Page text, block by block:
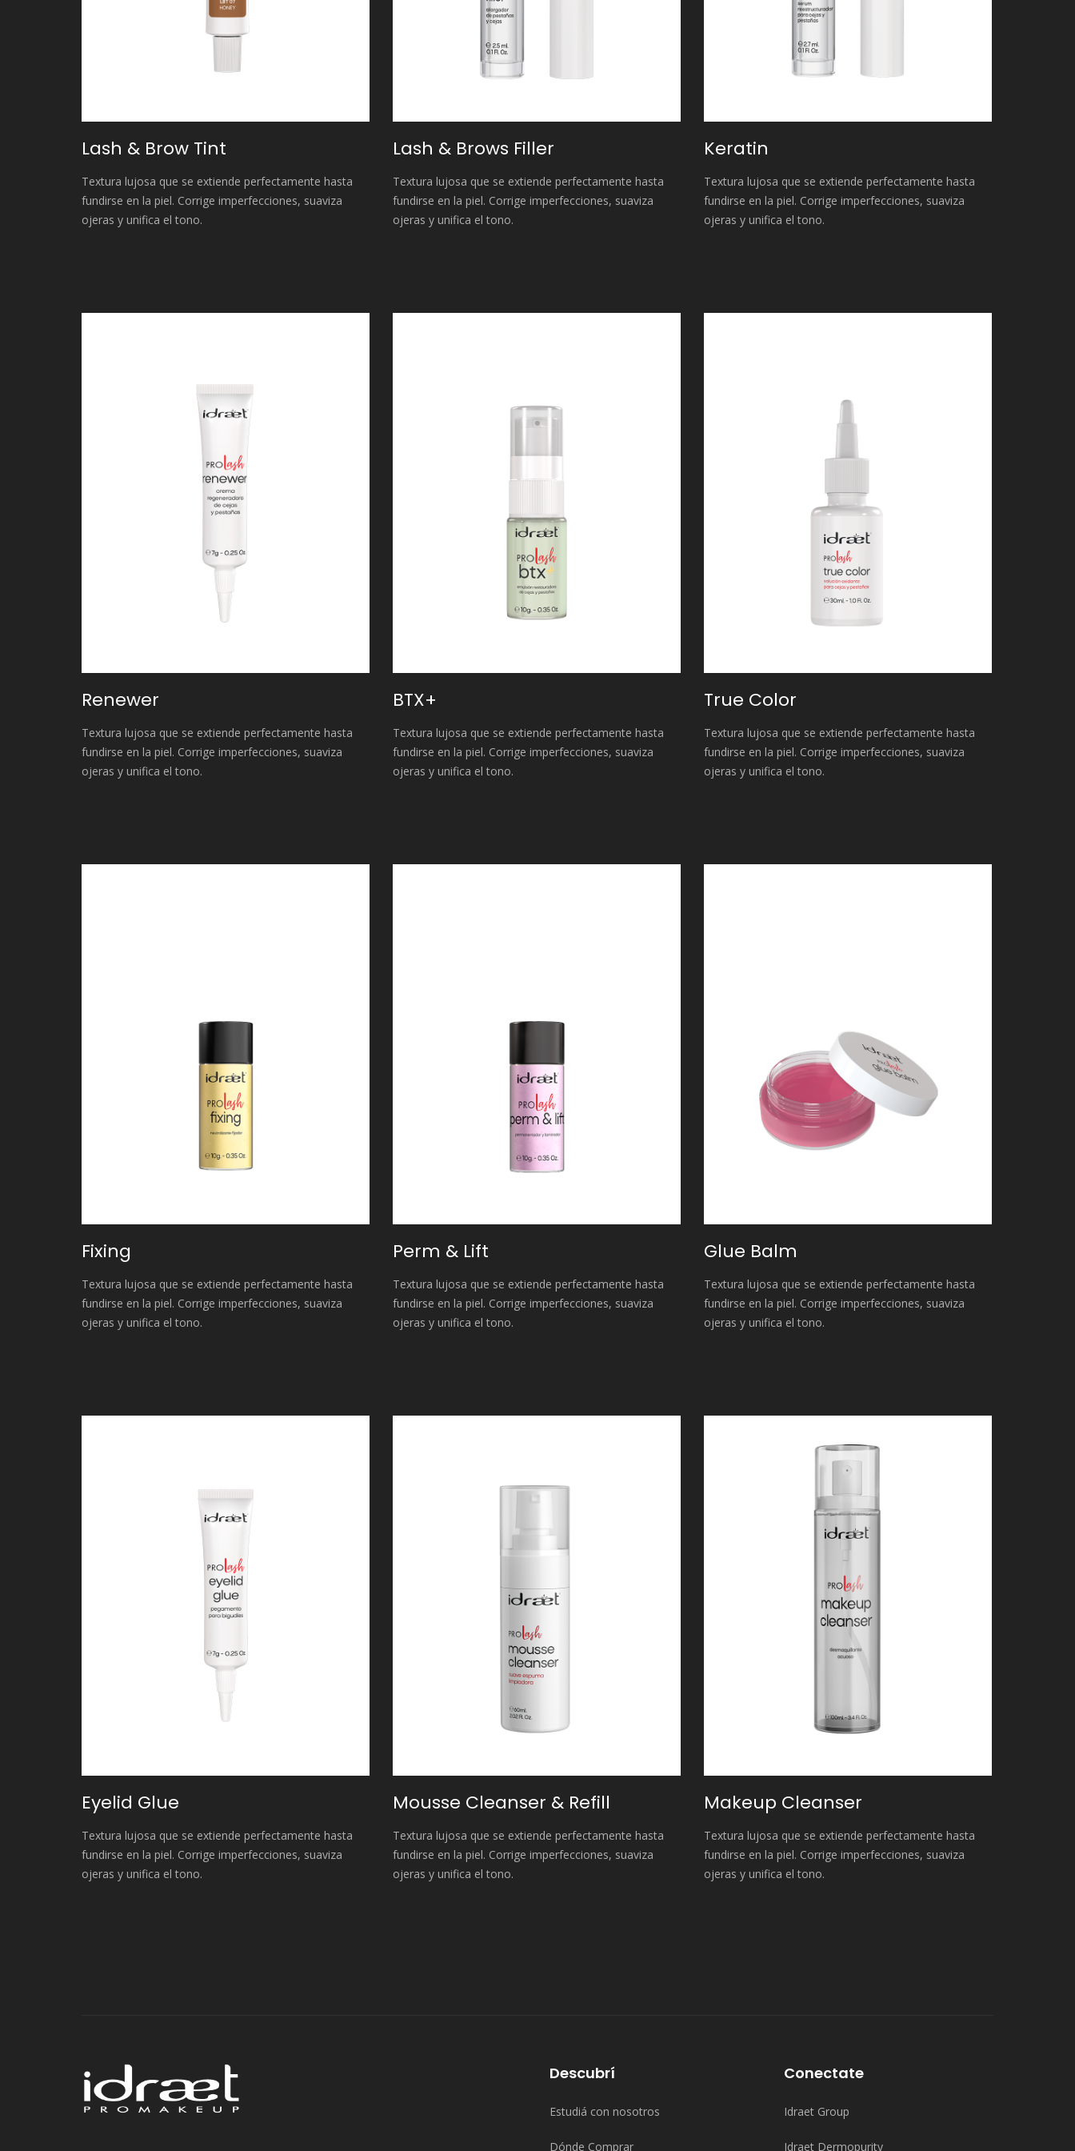
Lash & Brow Tint
Textura lujosa que se extiende perfectamente hasta
fundirse en la piel. Corrige imperfecciones, suaviza
ojeras y unifica el tono.
Lash & Brows Filler
Textura lujosa que se extiende perfectamente hasta
fundirse en la piel. Corrige imperfecciones, suaviza
ojeras y unifica el tono.
Keratin
Textura lujosa que se extiende perfectamente hasta
fundirse en la piel. Corrige imperfecciones, suaviza
ojeras y unifica el tono.
Renewer
Textura lujosa que se extiende perfectamente hasta
fundirse en la piel. Corrige imperfecciones, suaviza
ojeras y unifica el tono.
BTX+
Textura lujosa que se extiende perfectamente hasta
fundirse en la piel. Corrige imperfecciones, suaviza
ojeras y unifica el tono.
True Color
Textura lujosa que se extiende perfectamente hasta
fundirse en la piel. Corrige imperfecciones, suaviza
ojeras y unifica el tono.
Fixing
Textura lujosa que se extiende perfectamente hasta
fundirse en la piel. Corrige imperfecciones, suaviza
ojeras y unifica el tono.
Perm & Lift
Textura lujosa que se extiende perfectamente hasta
fundirse en la piel. Corrige imperfecciones, suaviza
ojeras y unifica el tono.
Glue Balm
Textura lujosa que se extiende perfectamente hasta
fundirse en la piel. Corrige imperfecciones, suaviza
ojeras y unifica el tono.
Eyelid Glue
Textura lujosa que se extiende perfectamente hasta
fundirse en la piel. Corrige imperfecciones, suaviza
ojeras y unifica el tono.
Mousse Cleanser & Refill
Textura lujosa que se extiende perfectamente hasta
fundirse en la piel. Corrige imperfecciones, suaviza
ojeras y unifica el tono.
Makeup Cleanser
Textura lujosa que se extiende perfectamente hasta
fundirse en la piel. Corrige imperfecciones, suaviza
ojeras y unifica el tono.
Descubrí
Estudiá con nosotros
Dónde Comprar
Conectate
Idraet Group
Idraet Dermopurity